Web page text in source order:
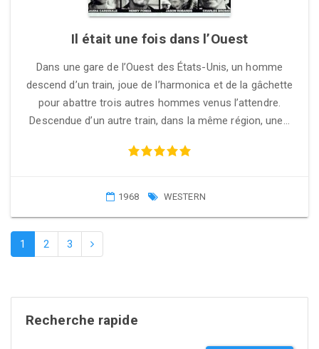
Il était une fois dans l’Ouest
Dans une gare de l’Ouest des États-Unis, un homme
descend d’un train, joue de l’harmonica et de la gâchette
pour abattre trois autres hommes venus l’attendre.
Descendue d’un autre train, dans la même région, une…
1968 WESTERN
1 2 3
Recherche rapide